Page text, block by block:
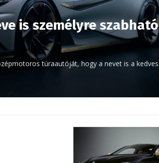
is személyre szabható
túraautóját, hogy a nevet is a kedves